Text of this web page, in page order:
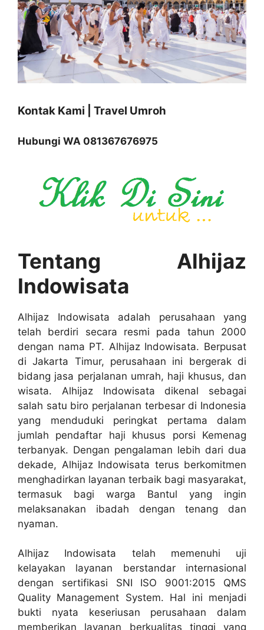
Kontak Kami | Travel Umroh
Hubungi WA 081367676975
Tentang Alhijaz
Indowisata
Alhijaz Indowisata adalah perusahaan yang
telah berdiri secara resmi pada tahun 2000
dengan nama PT. Alhijaz Indowisata. Berpusat
di Jakarta Timur, perusahaan ini bergerak di
bidang jasa perjalanan umrah, haji khusus, dan
wisata. Alhijaz Indowisata dikenal sebagai
salah satu biro perjalanan terbesar di Indonesia
yang menduduki peringkat pertama dalam
jumlah pendaftar haji khusus porsi Kemenag
terbanyak. Dengan pengalaman lebih dari dua
dekade, Alhijaz Indowisata terus berkomitmen
menghadirkan layanan terbaik bagi masyarakat,
termasuk bagi warga Bantul yang ingin
melaksanakan ibadah dengan tenang dan
nyaman.
Alhijaz Indowisata telah memenuhi uji
kelayakan layanan berstandar internasional
dengan sertifikasi SNI ISO 9001:2015 QMS
Quality Management System. Hal ini menjadi
bukti nyata keseriusan perusahaan dalam
memberikan layanan berkualitas tinggi yang